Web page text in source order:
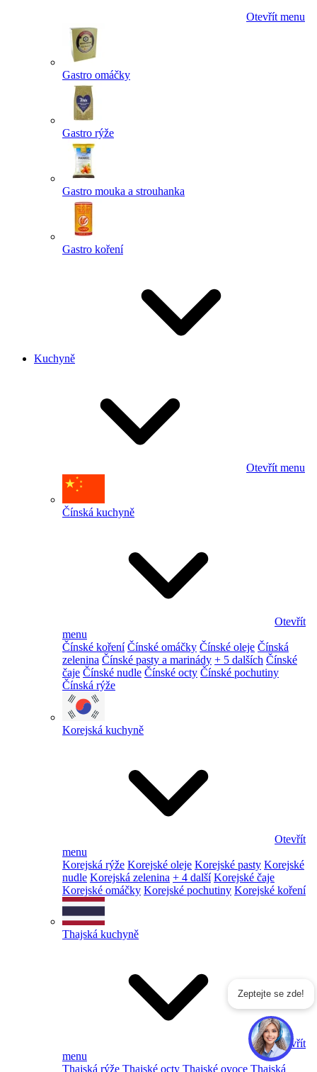
Otevřít menu
Gastro omáčky
Gastro rýže
Gastro mouka a strouhanka
Gastro koření
Kuchyně
Otevřít menu
Čínská kuchyně
Otevřít
menu
Čínské koření Čínské omáčky Čínské oleje Čínská
zelenina Čínské pasty a marinády + 5 dalších Čínské
čaje Čínské nudle Čínské octy Čínské pochutiny
Čínská rýže
Korejská kuchyně
Otevřít
menu
Korejská rýže Korejské oleje Korejské pasty Korejské
nudle Korejská zelenina + 4 další Korejské čaje
Korejské omáčky Korejské pochutiny Korejské koření
Thajská kuchyně
Otevřít
menu
Thajská rýže Thajské octy Thajské ovoce Thajská
Zeptejte se zde!